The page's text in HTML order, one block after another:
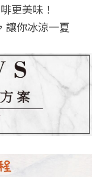
更美味！
讓你冰涼一夏